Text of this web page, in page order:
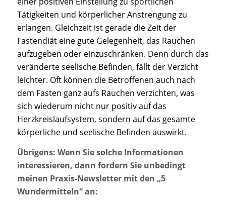
Tätigkeiten und körperlicher Anstrengung zu
erlangen. Gleichzeit ist gerade die Zeit der
Fastendiät eine gute Gelegenheit, das Rauchen
aufzugeben oder einzuschränken. Denn durch das
veränderte seelische Befinden, fällt der Verzicht
leichter. Oft können die Betroffenen auch nach
dem Fasten ganz aufs Rauchen verzichten, was
sich wiederum nicht nur positiv auf das
Herzkreislaufsystem, sondern auf das gesamte
körperliche und seelische Befinden auswirkt.
Übrigens: Wenn Sie solche Informationen
interessieren, dann fordern Sie unbedingt
meinen Praxis-Newsletter mit den „5
Wundermitteln“ an: